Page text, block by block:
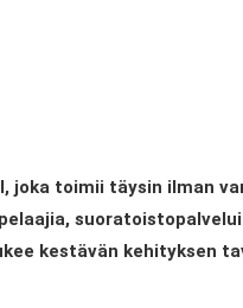
joka toimii täysin ilman
kestävän